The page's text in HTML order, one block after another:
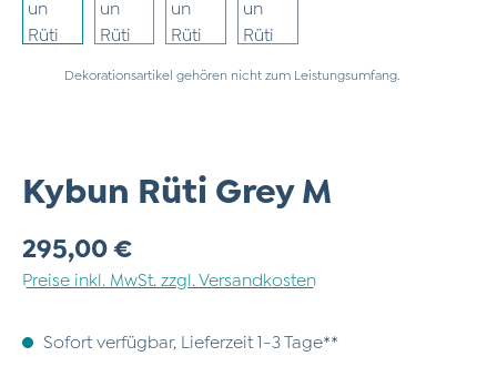
Dekorationsartikel gehören nicht zum Leistungsumfang.
Kybun Rüti Grey M
Regulärer Preis:
295,00 €
Preise inkl. MwSt. zzgl. Versandkosten
Sofort verfügbar, Lieferzeit 1-3 Tage**